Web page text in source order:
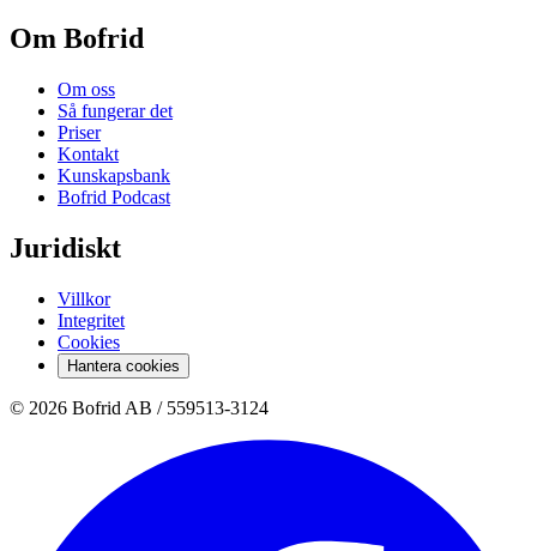
Om Bofrid
Om oss
Så fungerar det
Priser
Kontakt
Kunskapsbank
Bofrid Podcast
Juridiskt
Villkor
Integritet
Cookies
Hantera cookies
© 2026 Bofrid AB / 559513-3124